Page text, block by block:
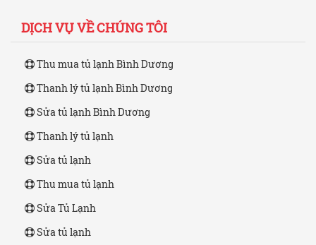
DỊCH VỤ VỀ CHÚNG TÔI
Thu mua tủ lạnh Bình Dương
Thanh lý tủ lạnh Bình Dương
Sửa tủ lạnh Bình Dương
Thanh lý tủ lạnh
Sửa tủ lạnh
Thu mua tủ lạnh
Sửa Tủ Lạnh
Sửa tủ lạnh